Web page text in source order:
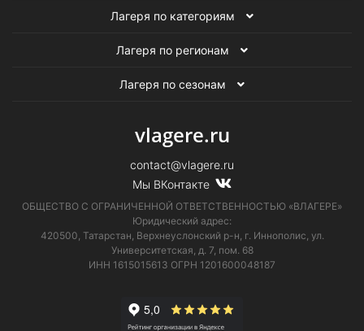
Лагеря по категориям
Лагеря по регионам
Лагеря по сезонам
vlagere.ru
contact@vlagere.ru
Мы ВКонтакте
ОБЩЕСТВО С ОГРАНИЧЕННОЙ ОТВЕТСТВЕННОСТЬЮ «ВЛАГЕРЕ»
Юридический адрес:
420500, Татарстан, Верхнеуслонский р-н, г. Иннополис, ул.
Университетская, д. 7, пом. 68
ИНН 1615015613 ОГРН 1201600048187